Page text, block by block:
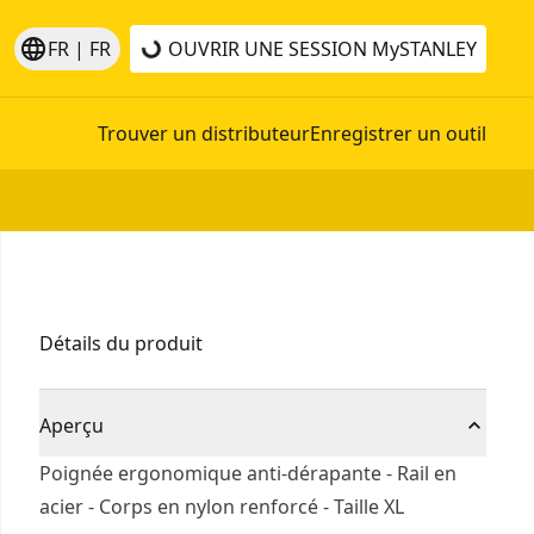
languageFR | FR OUVRIR UNE SESSION MySTANLEY
Trouver un distributeurEnregistrer un outil
Détails du produit
Aperçu
Poignée ergonomique anti-dérapante - Rail en
acier - Corps en nylon renforcé - Taille XL